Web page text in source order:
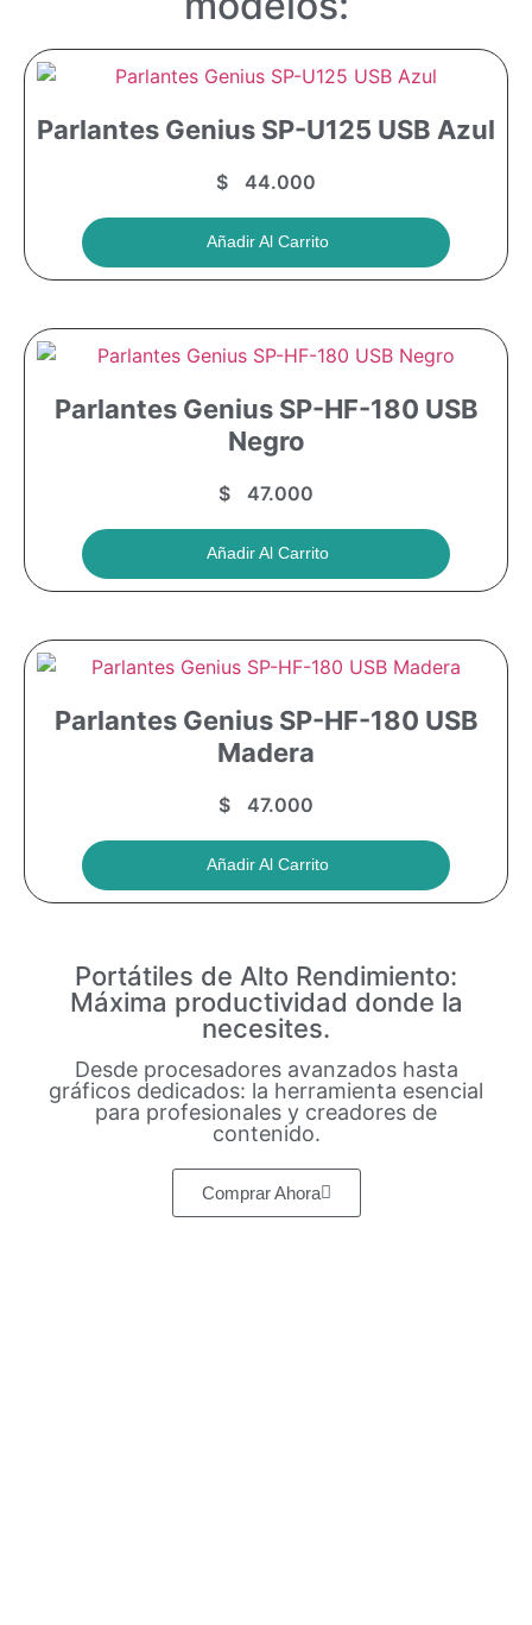
Parlantes Genius SP-U125 USB Azul
$ 44.000
Añadir Al Carrito
Parlantes Genius SP-HF-180 USB
Negro
$ 47.000
Añadir Al Carrito
Parlantes Genius SP-HF-180 USB
Madera
$ 47.000
Añadir Al Carrito
Portátiles de Alto Rendimiento:
Máxima productividad donde la
necesites.
Desde procesadores avanzados hasta
gráficos dedicados: la herramienta esencial
para profesionales y creadores de
contenido.
Comprar Ahora